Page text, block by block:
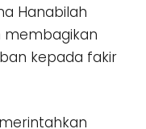
Hanabilah
membagikan
kepada fakir